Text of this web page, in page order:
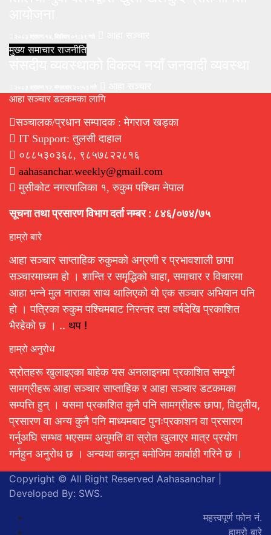
मुख्य समाचारराजनीति
आहा सञ्चार डटकमका लागि
सञ्चालक/प्रधान सम्पादक : मेगराज खड्का
IT Support: तुलसी दाहाल
०८८५३०३६८, ९८५७८२२८१६
aahasanchar.weekly@gmail.com
मुसीकोट नगरपालिका १, रुकुम पश्चिम नेपाल
सूचना तथा प्रसारण विभाग दर्ता नम्बर : ८४६/०७४/७५
हाम्रो बारे
आहा सञ्चार साप्ताहिक रुकुमको अग्रणी र प्रभावशाली छापा
सञ्चारमाध्यम हो । शान्ति र समृद्धिको चाहा, समाचार र विचारमा
आहा भन्ने मुल नाराका साथ थालिएको यो एक सञ्चार अभियान पनि
हो । पत्रिका रुकुम पश्चिमबाट निरन्तर दश वर्षदेखि प्रकाशित
भैरहेको छ । .. थप !
हाम्रो अनुरोध
स्रोतहरू खुलाइएका बाहेक यस अनलाइनमा प्रकाशित सम्पूर्ण
सामग्रीहरू आहा सञ्चार साप्ताहिक र आहा सञ्चार डटकमका
सम्पत्ति हुन् । यसमा प्रकाशित कुनै पनि सामग्रीहरू छापा, विद्युतीय,
प्रसारण वा अन्य कुनै पनि माध्यमबाट पुनःप्रकाशन वा प्रसारण
गर्नुअघि सम्भव भएसम्म अनुमति वा स्रोत खुलाएर मात्र प्रयोग
गर्नहुन अनुरोध छ । अन्यथा कानून बमोजिम कार्बाही गरिने छ ।
Copyright © All Right Reserved Aahasanchar
Developed By: SWS.
महत्त्वपूर्ण फोन नं.
हाम्रो बारे